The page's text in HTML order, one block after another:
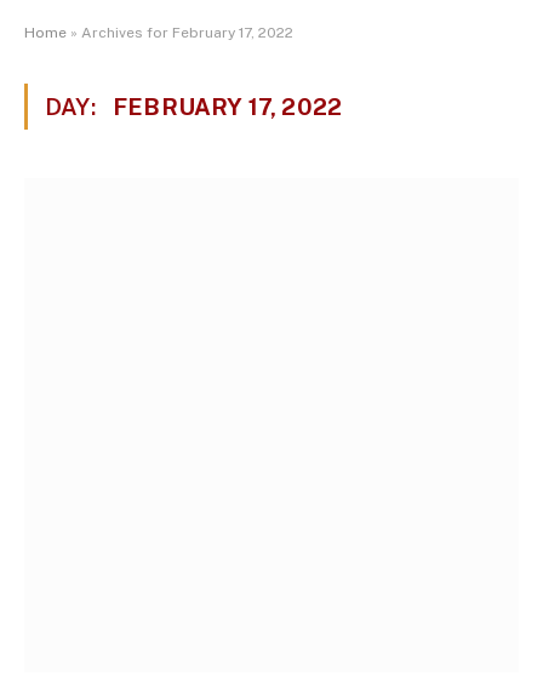
Home » Archives for February 17, 2022
DAY: FEBRUARY 17, 2022